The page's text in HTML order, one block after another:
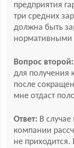
предприятия
три средних
должна быть
нормативными
Вопрос второй:
для получения
после
мне отдаст
Ответ: В
компании
не приходится.